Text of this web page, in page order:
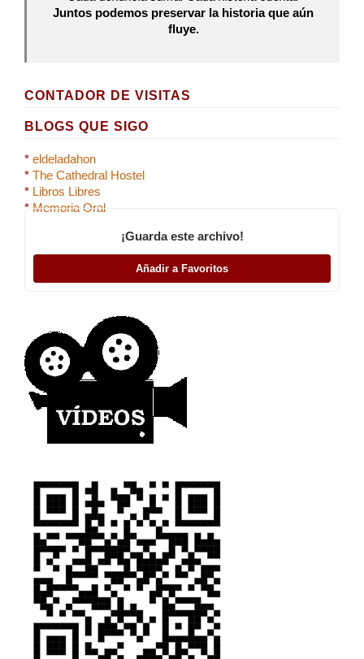
Juntos podemos preservar la historia que aún
fluye.
CONTADOR DE VISITAS
BLOGS QUE SIGO
* eldeladahon
* The Cathedral Hostel
* Libros Libres
* Memoria Oral
¡Guarda este archivo!
Añadir a Favoritos